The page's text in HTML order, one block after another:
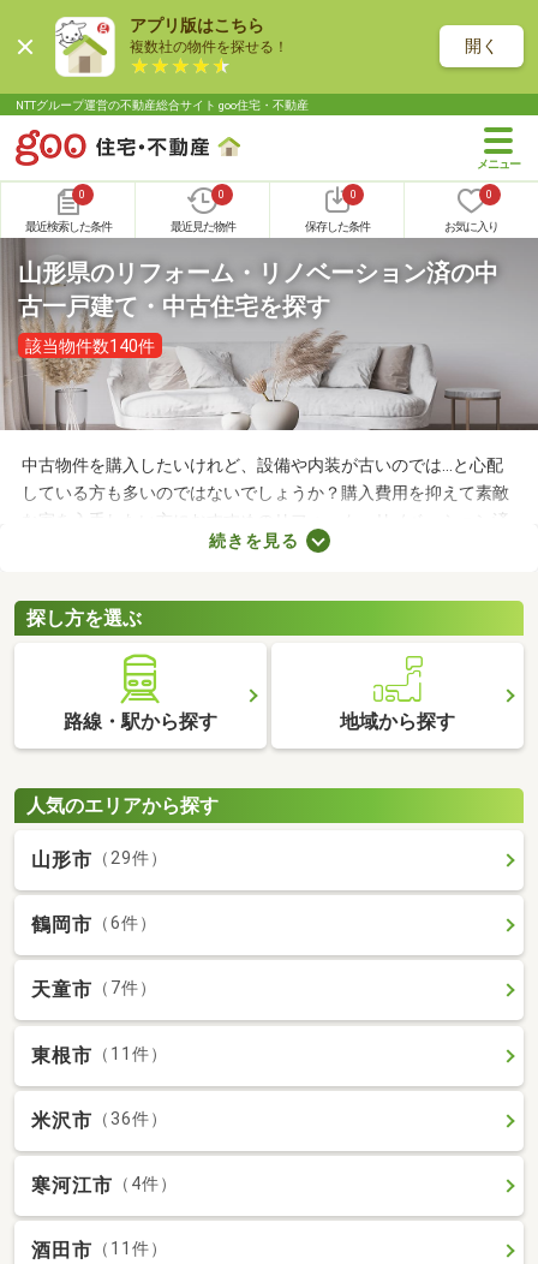
アプリ版はこちら
複数社の物件を探せる！ 開く
NTTグループ運営の不動産総合サイト goo住宅・不動産
0
最近検索した条件
0
最近見た物件
0
保存した条件
0
お気に入り
山形県のリフォーム・リノベーション済の中
古一戸建て・中古住宅を探す
該当物件数140件
中古物件を購入したいけれど、設備や内装が古いのでは…と心配
している方も多いのではないでしょうか？購入費用を抑えて素敵
な家を入手したい方におすすめのリフォーム・リノベーション済
みの中古一軒家を紹介します。築年数が古くても新しい設備が整
快適に暮らせますよ。
続きを見る
探し方を選ぶ
路線・駅から探す 地域から探す
人気のエリアから探す
山形市 （29件）
鶴岡市 （6件）
天童市 （7件）
東根市 （11件）
米沢市 （36件）
寒河江市 （4件）
酒田市 （11件）